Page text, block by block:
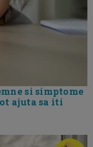
si simptome
ajuta sa iti